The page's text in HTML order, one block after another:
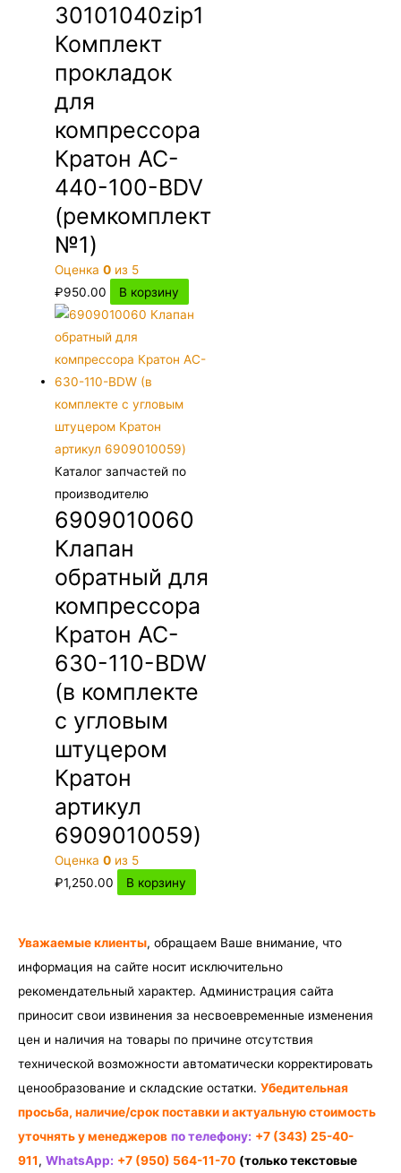
30101040zip1
Комплект
прокладок
для
компрессора
Кратон AC-
440-100-BDV
(ремкомплект
№1)
Оценка0 из 5
₽950.00 В корзину
Каталог запчастей по
производителю
6909010060
Клапан
обратный для
компрессора
Кратон AC-
630-110-BDW
(в комплекте
с угловым
штуцером
Кратон
артикул
6909010059)
Оценка0 из 5
₽1,250.00 В корзину
Уважаемые клиенты, обращаем Ваше внимание, что
информация на сайте носит исключительно
рекомендательный характер. Администрация сайта
приносит свои извинения за несвоевременные изменения
цен и наличия на товары по причине отсутствия
технической возможности автоматически корректировать
ценообразование и складские остатки. Убедительная
просьба, наличие/срок поставки и актуальную стоимость
уточнять у менеджеров по телефону: +7 (343) 25-40-
911, WhatsApp: +7 (950) 564-11-70 (только текстовые